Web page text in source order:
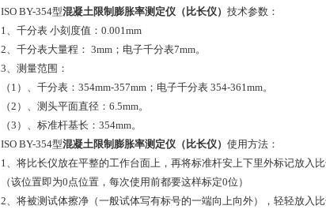
ISO BY-354型混凝土限制膨胀率测定仪（比长仪） 技术参数：
1、千分表 小刻度值：0.001mm
2、千分表大量程： 3mm；电子千分表7mm。
3、测量范围：
（1）、千分表：354mm-357mm；电子千分表 354-361mm。
（2）、测头平面直径：6.5mm。
（3）、标准杆基长：354mm。
ISO BY-354型混凝土限制膨胀率测定仪（比长仪） 使用方法：
1、将比长仪放在平整的工作台面上，再将标准杆安上下里外标记放入
（该位置即为0点位置，每次使用前都要这样标定0位）
2、将被测试体擦净（一般试体写有标号的一端向上向外），轻轻放入